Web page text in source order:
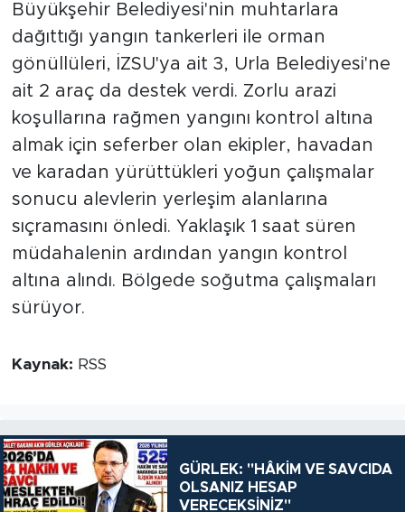
Büyükşehir Belediyesi'nin muhtarlara
dağıttığı yangın tankerleri ile orman
gönüllüleri, İZSU'ya ait 3, Urla Belediyesi'ne
ait 2 araç da destek verdi. Zorlu arazi
koşullarına rağmen yangını kontrol altına
almak için seferber olan ekipler, havadan
ve karadan yürüttükleri yoğun çalışmalar
sonucu alevlerin yerleşim alanlarına
sıçramasını önledi. Yaklaşık 1 saat süren
müdahalenin ardından yangın kontrol
altına alındı. Bölgede soğutma çalışmaları
sürüyor.
Kaynak: RSS
GÜRLEK: "HÂKİM VE SAVCIDA
OLSANIZ HESAP
VERECEKSİNİZ"